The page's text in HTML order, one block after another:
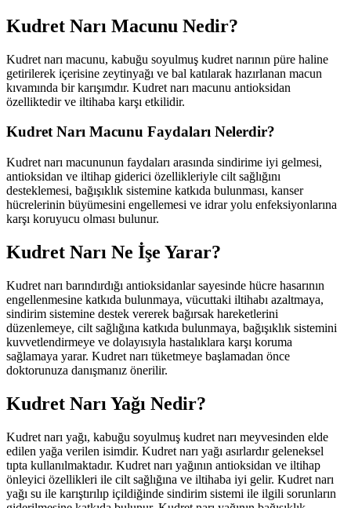
Kudret Narı Macunu Nedir?
Kudret narı macunu, kabuğu soyulmuş kudret narının püre haline
getirilerek içerisine zeytinyağı ve bal katılarak hazırlanan macun
kıvamında bir karışımdır. Kudret narı macunu antioksidan
özelliktedir ve iltihaba karşı etkilidir.
Kudret Narı Macunu Faydaları Nelerdir?
Kudret narı macununun faydaları arasında sindirime iyi gelmesi,
antioksidan ve iltihap giderici özellikleriyle cilt sağlığını
desteklemesi, bağışıklık sistemine katkıda bulunması, kanser
hücrelerinin büyümesini engellemesi ve idrar yolu enfeksiyonlarına
karşı koruyucu olması bulunur.
Kudret Narı Ne İşe Yarar?
Kudret narı barındırdığı antioksidanlar sayesinde hücre hasarının
engellenmesine katkıda bulunmaya, vücuttaki iltihabı azaltmaya,
sindirim sistemine destek vererek bağırsak hareketlerini
düzenlemeye, cilt sağlığına katkıda bulunmaya, bağışıklık sistemini
kuvvetlendirmeye ve dolayısıyla hastalıklara karşı koruma
sağlamaya yarar. Kudret narı tüketmeye başlamadan önce
doktorunuza danışmanız önerilir.
Kudret Narı Yağı Nedir?
Kudret narı yağı, kabuğu soyulmuş kudret narı meyvesinden elde
edilen yağa verilen isimdir. Kudret narı yağı asırlardır geleneksel
tıpta kullanılmaktadır. Kudret narı yağının antioksidan ve iltihap
önleyici özellikleri ile cilt sağlığına ve iltihaba iyi gelir. Kudret narı
yağı su ile karıştırılıp içildiğinde sindirim sistemi ile ilgili sorunların